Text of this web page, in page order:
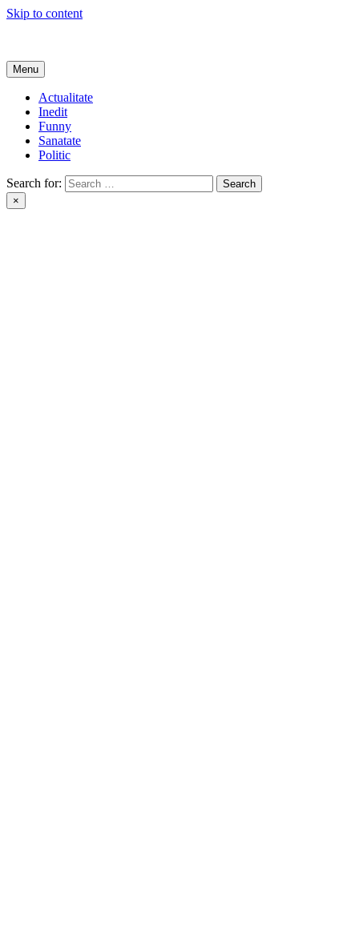
Skip to content
Menu
Actualitate
Inedit
Funny
Sanatate
Politic
Search for:
×